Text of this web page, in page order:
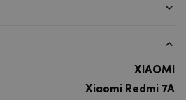
XIAOMI
Xiaomi Redmi 7A